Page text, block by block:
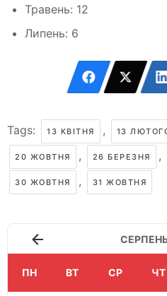
Травень: 12
Липень: 6
Tags: 13 КВІТНЯ , 13
20 ЖОВТНЯ , 26 БЕРЕЗНЯ ,
30 ЖОВТНЯ , 31 ЖОВТНЯ
ПН ВТ СР ЧТ